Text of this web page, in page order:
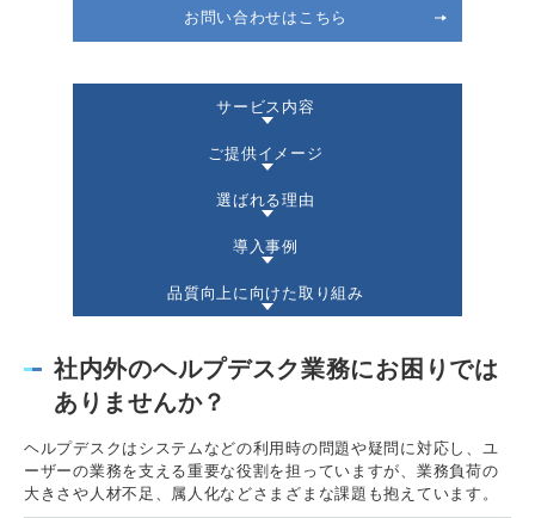
お問い合わせはこちら
サービス内容
ご提供イメージ
選ばれる理由
導入事例
品質向上に向けた取り組み
社内外のヘルプデスク業務にお困りでは
ありませんか？
ヘルプデスクはシステムなどの利用時の問題や疑問に対応し、ユ
ーザーの業務を支える重要な役割を担っていますが、業務負荷の
大きさや人材不足、属人化などさまざまな課題も抱えています。